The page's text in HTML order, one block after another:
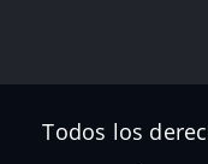
Todos los